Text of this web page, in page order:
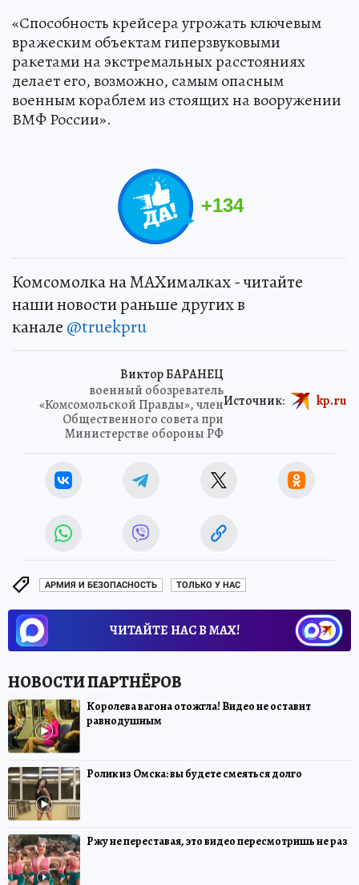
«Способность крейсера угрожать ключевым
вражеским объектам гиперзвуковыми
ракетами на экстремальных расстояниях
делает его, возможно, самым опасным
военным кораблем из стоящих на вооружении
ВМФ России».
+134
Комсомолка на MAXималках - читайте
наши новости раньше других в
канале @truekpru
Виктор БАРАНЕЦ
военный обозреватель
«Комсомольской Правды», член
Общественного совета при
Министерстве обороны РФ
Источник: kp.ru
АРМИЯ И БЕЗОПАСНОСТЬ ТОЛЬКО У НАС
ЧИТАЙТЕ НАС В МАХ!
Королева вагона отожгла! Видео не оставит
равнодушным
Ролик из Омска: вы будете смеяться долго
Ржу не переставая, это видео пересмотришь не раз